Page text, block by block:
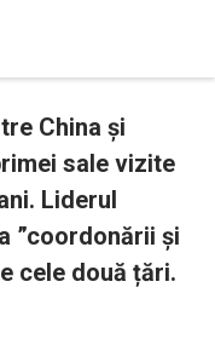
China și
sale vizite
Liderul
”coordonării și
cele două țări.